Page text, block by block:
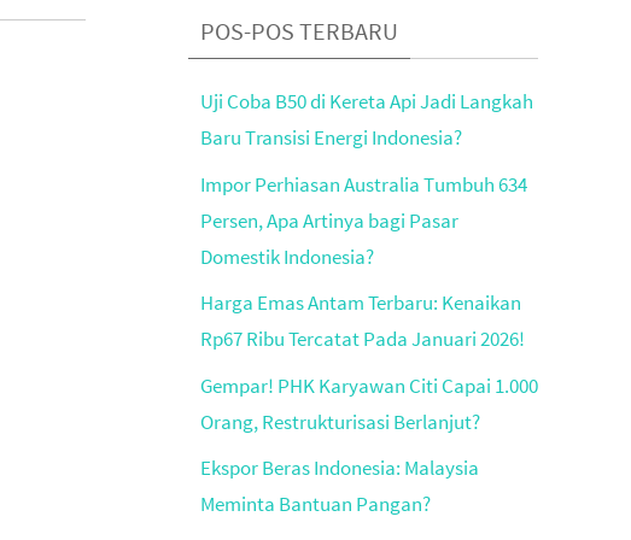
POS-POS TERBARU
Uji Coba B50 di Kereta Api Jadi Langkah
Baru Transisi Energi Indonesia?
Impor Perhiasan Australia Tumbuh 634
Persen, Apa Artinya bagi Pasar
Domestik Indonesia?
Harga Emas Antam Terbaru: Kenaikan
Rp67 Ribu Tercatat Pada Januari 2026!
Gempar! PHK Karyawan Citi Capai 1.000
Orang, Restrukturisasi Berlanjut?
Ekspor Beras Indonesia: Malaysia
Meminta Bantuan Pangan?